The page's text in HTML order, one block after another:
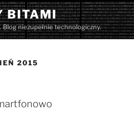
BITAMI
Blog niezupełnie technologiczny.
2015